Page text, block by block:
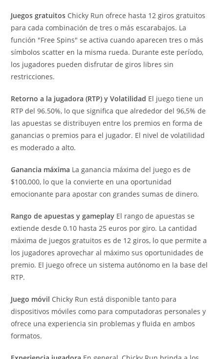
Juegos gratuitos Chicky Run ofrece hasta 12 giros gratuitos
para cada combinación de tres o más escarabajos. La
función "Free Spins" se activa cuando aparecen tres o más
símbolos scatter en la misma rueda. Durante este período,
los jugadores pueden disfrutar de giros libres sin
restricciones.
Retorno a la jugadora (RTP) y Volatilidad El juego tiene un
RTP del 96.50%, lo que significa que alrededor del 96,5% de
las apuestas se distribuyen entre los premios en forma de
ganancias o premios para el jugador. El nivel de volatilidad
es moderado a alto.
Ganancia máxima La ganancia máxima del juego es de
$100,000, lo que la convierte en una oportunidad
emocionante para apostar con grandes sumas de dinero.
Rango de apuestas y gameplay El rango de apuestas se
extiende desde 0.10 hasta 25 euros por giro. La cantidad
máxima de juegos gratuitos es de 12 giros, lo que permite a
los jugadores aprovechar al máximo sus oportunidades de
premio. El juego ofrece un sistema autónomo en la base del
RTP.
Juego móvil Chicky Run está disponible tanto para
dispositivos móviles como para computadoras personales y
ofrece una experiencia sin problemas y fluida en ambos
formatos.